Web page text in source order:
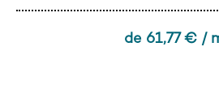
de 61,77 € /